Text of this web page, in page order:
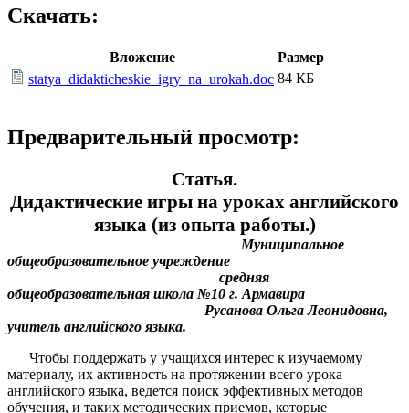
Скачать:
Вложение
Размер
statya_didakticheskie_igry_na_urokah.doc 84 КБ
Предварительный просмотр:
Статья.
Дидактические игры на уроках английского
языка (из опыта работы.)
Муниципальное
общеобразовательное учреждение
средняя
общеобразовательная школа №10 г. Армавира
Русанова Ольга Леонидовна,
учитель английского языка.
Чтобы поддержать у учащихся интерес к изучаемому
материалу, их активность на протяжении всего урока
английского языка, ведется поиск эффективных методов
обучения, и таких методических приемов, которые